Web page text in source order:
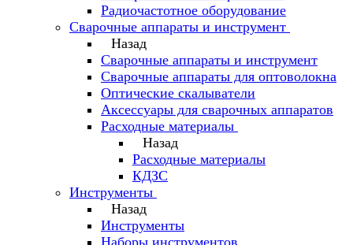
Радиочастотное оборудование
Сварочные аппараты и инструмент
Назад
Сварочные аппараты и инструмент
Сварочные аппараты для оптоволокна
Оптические скалыватели
Аксессуары для сварочных аппаратов
Расходные материалы
Назад
Расходные материалы
КДЗС
Инструменты
Назад
Инструменты
Наборы инструментов